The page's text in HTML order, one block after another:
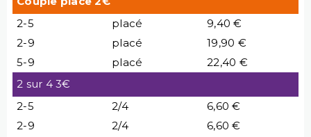
2-5
placé
9,40 €
2-9
placé
19,90 €
5-9
placé
22,40 €
2 sur 4 3€
2-5
2/4
6,60 €
2-9
2/4
6,60 €